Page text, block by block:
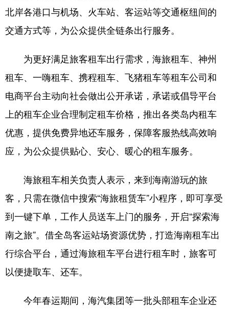
北岸各港口与机场、火车站、客运站等交通枢纽间的
交通方式等，为公众提供全链条出行服务。
为更好满足旅客租车出行需求，海旅租车、神州
租车、一嗨租车、携程租车、飞猪租车等租车公司和
电商平台主动向社会做出公开承诺，承诺或倡导平台
上的租车企业合理制定租车价格，推出各类岛内租车
优惠，提供免费异地还车服务，保障客服热线高效响
应，为公众提供贴心、安心、暖心的租车服务。
海旅租车相关负责人表示，来到海南游玩的旅
客，只需在微信中搜索“海旅租赁车”小程序，即可享受
到一键下单，工作人员送车上门的服务，开启“探索海
南之旅”。借全岛客运站场资源优势，打造海南租车出
行综合平台，通过海旅租车平台进行租车时，旅客可
以便捷取车、还车。
今年春运期间，海汽集团等一批头部租车企业还